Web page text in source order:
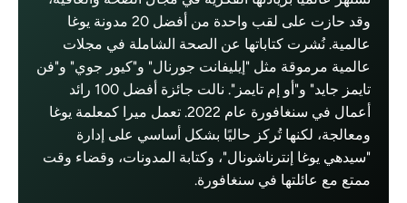
وقد حازت على لقب واحدة من أفضل 20 مدونة يوغا
عالمية. نُشرت كتاباتها عن الصحة الشاملة في مجلات
عالمية مرموقة مثل "إيليفانت جورنال" و"كيور جوي" و"فن
تايمز جايد" و"أو إم تايمز". نالت جائزة أفضل 100 رائد
أعمال في سنغافورة عام 2022. تعمل ميرا كمعلمة يوغا
ومعالجة، لكنها تُركز حاليًا بشكل أساسي على إدارة
"سيدهي يوغا إنترناشونال"، وكتابة المدونات، وقضاء وقت
ممتع مع عائلتها في سنغافورة.